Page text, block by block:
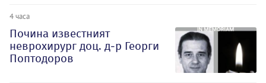
4 часа
Почина известният
неврохирург доц. д-р Георги
Поптодоров